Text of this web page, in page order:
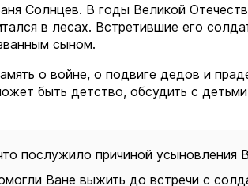
Солнцев. В годы Великой
в лесах. Встретившие его
сыном.
о войне, о подвиге дедов и
быть детство, обсудить с
послужило причиной усыновления
Ване выжить до встречи с